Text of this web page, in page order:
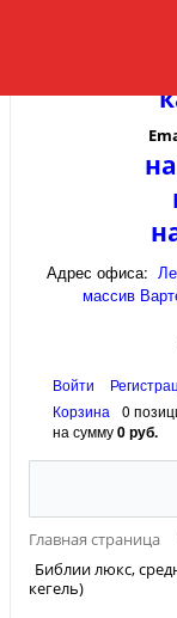
Адрес офиса:
массив
Войти
Корзина
0
на сумму0 руб.
Главная страница
Библии люкс,
кегель)